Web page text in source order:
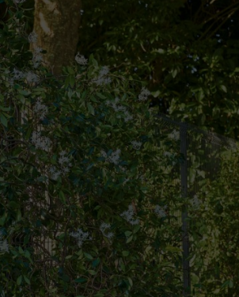
Selbstklimmer, Spreizklimmer und Schlinger.
pflanzen